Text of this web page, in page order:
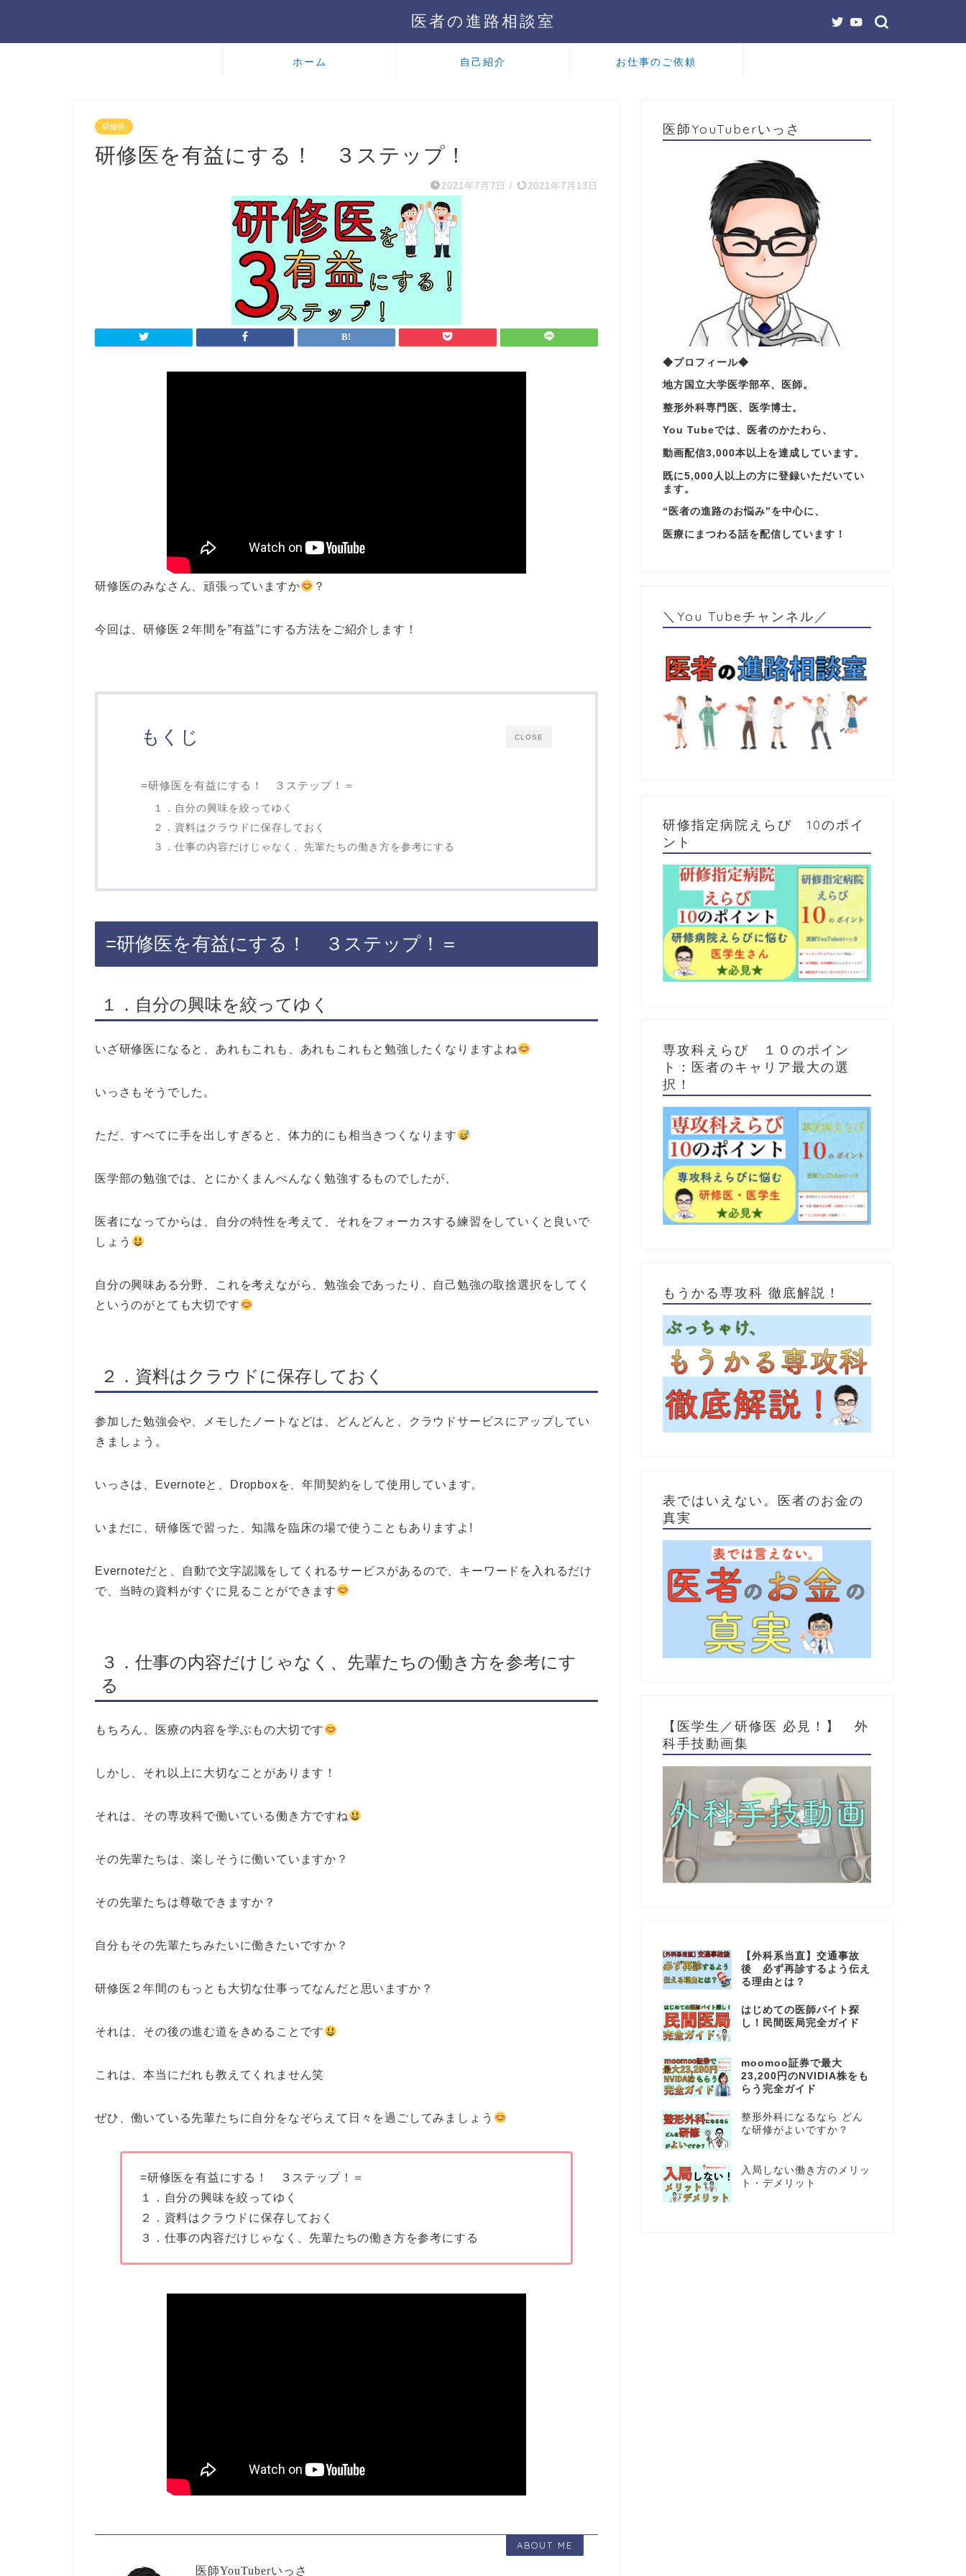
医者の進路相談室
ホーム 自己紹介 お仕事のご依頼
研修医
研修医を有益にする！ ３ステップ！
2021年7月7日 / 2021年7月13日
研修医のみなさん、頑張っていますか ？
今回は、研修医２年間を”有益”にする方法をご紹介します！
CLOSE
もくじ
=研修医を有益にする！ ３ステップ！＝
１．自分の興味を絞ってゆく
２．資料はクラウドに保存しておく
３．仕事の内容だけじゃなく、先輩たちの働き方を参考にする
=研修医を有益にする！ ３ステップ！＝
１．自分の興味を絞ってゆく
いざ研修医になると、あれもこれも、あれもこれもと勉強したくなりますよね
いっさもそうでした。
ただ、すべてに手を出しすぎると、体力的にも相当きつくなります
医学部の勉強では、とにかくまんべんなく勉強するものでしたが、
医者になってからは、自分の特性を考えて、それをフォーカスする練習をしていくと良いで
しょう
自分の興味ある分野、これを考えながら、勉強会であったり、自己勉強の取捨選択をしてく
というのがとても大切です
２．資料はクラウドに保存しておく
参加した勉強会や、メモしたノートなどは、どんどんと、クラウドサービスにアップしてい
きましょう。
いっさは、Evernoteと、Dropboxを、年間契約をして使用しています。
いまだに、研修医で習った、知識を臨床の場で使うこともありますよ!
Evernoteだと、自動で文字認識をしてくれるサービスがあるので、キーワードを入れるだけ
で、当時の資料がすぐに見ることができます
３．仕事の内容だけじゃなく、先輩たちの働き方を参考にす
る
もちろん、医療の内容を学ぶもの大切です
しかし、それ以上に大切なことがあります！
それは、その専攻科で働いている働き方ですね
その先輩たちは、楽しそうに働いていますか？
その先輩たちは尊敬できますか？
自分もその先輩たちみたいに働きたいですか？
研修医２年間のもっとも大切な仕事ってなんだと思いますか？
それは、その後の進む道をきめることです
これは、本当にだれも教えてくれません笑
ぜひ、働いている先輩たちに自分をなぞらえて日々を過ごしてみましょう
=研修医を有益にする！ ３ステップ！＝
１．自分の興味を絞ってゆく
２．資料はクラウドに保存しておく
３．仕事の内容だけじゃなく、先輩たちの働き方を参考にする
ABOUT ME
医師YouTuberいっさ
医師YouTuberいっさ
◆プロフィール◆
地方国立大学医学部卒、医師。
整形外科専門医、医学博士。
You Tubeでは、医者のかたわら、
動画配信3,000本以上を達成しています。
既に5,000人以上の方に登録いただいてい
ます。
“医者の進路のお悩み”を中心に、
医療にまつわる話を配信しています！
＼You Tubeチャンネル／
研修指定病院えらび 10のポイ
ント
専攻科えらび １０のポイン
ト：医者のキャリア最大の選
択！
もうかる専攻科 徹底解説！
表ではいえない。医者のお金の
真実
【医学生／研修医 必見！】 外
科手技動画集
【外科系当直】交通事故
後 必ず再診するよう伝え
る理由とは？
はじめての医師バイト探
し！民間医局完全ガイド
moomoo証券で最大
23,200円のNVIDIA株をも
らう完全ガイド
整形外科になるなら どん
な研修がよいですか？
入局しない働き方のメリッ
ト・デメリット